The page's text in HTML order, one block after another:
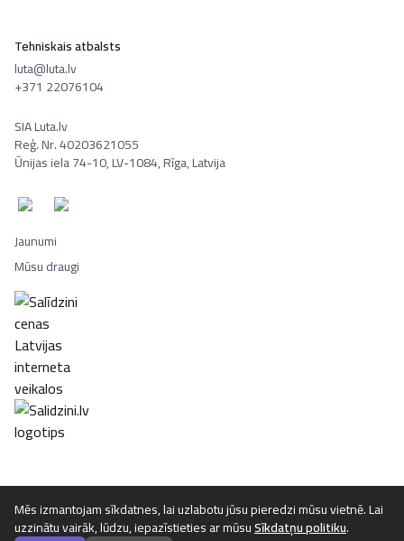
Mēs izmantojam sīkdatnes, lai uzlabotu jūsu pieredzi mūsu vietnē. Lai
uzzinātu vairāk, lūdzu, iepazīstieties ar mūsuSīkdatņu politiku.
Tehniskais atbalsts
luta@luta.lv
+371 22076104
SIA Luta.lv
Reģ. Nr. 40203621055
Ūnijas iela 74-10, LV-1084, Rīga, Latvija
Jaunumi
Mūsu draugi
©2026Luta.lv. Visas tiesības aizsargātas.